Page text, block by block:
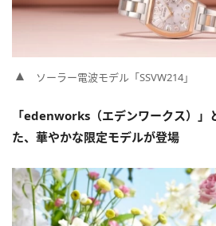
ソーラー電波モデル「SSVW214」
「edenworks（エデンワークス）」
た、華やかな限定モデルが登場